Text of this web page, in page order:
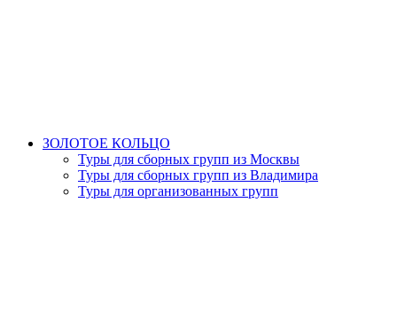
ЗОЛОТОЕ КОЛЬЦО
Туры для сборных групп из Москвы
Туры для сборных групп из Владимира
Туры для организованных групп